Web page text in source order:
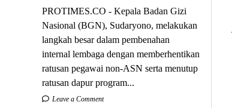
PROTIMES.CO - Kepala Badan Gizi
Nasional (BGN), Sudaryono, melakukan
langkah besar dalam pembenahan
internal lembaga dengan memberhentikan
ratusan pegawai non-ASN serta menutup
ratusan dapur program...
Leave a Comment